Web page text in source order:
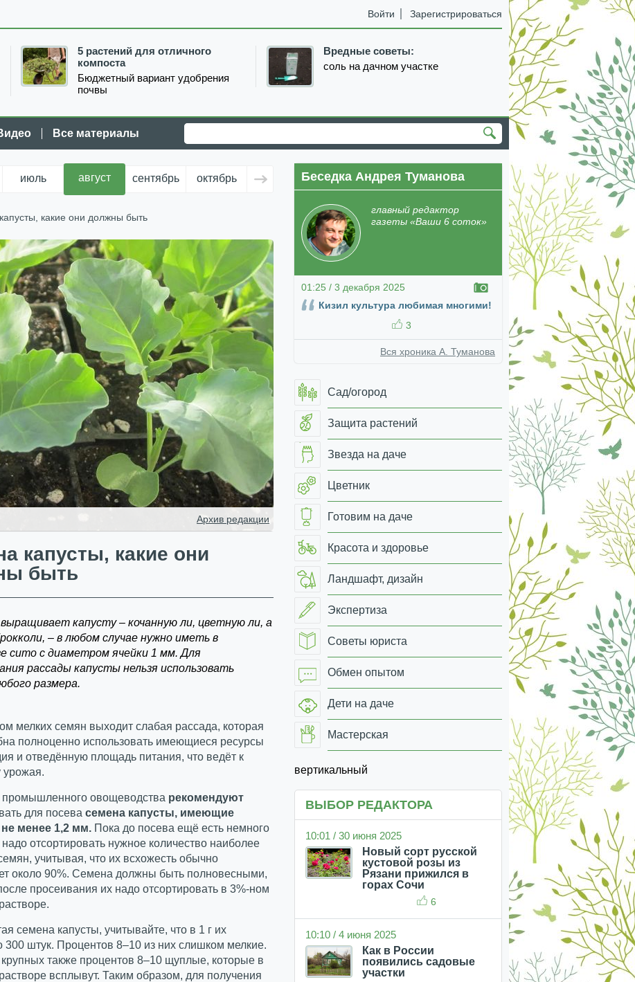
Войти Зарегистрироваться
5 растений для отличного
компоста
Бюджетный вариант удобрения
почвы
Вредные советы:
соль на дачном участке
Все материалы
июль август сентябрь октябрь ноябрь декабрь январь февраль март апрель
какие они должны быть
Архив редакции
капусты, какие они
быть
капусту – кочанную ли, цветную ли, а
– в любом случае нужно иметь в
сито с диаметром ячейки 1 мм. Для
рассады капусты нельзя использовать
размера.
мелких семян выходит слабая рассада, которая
полноценно использовать имеющиеся ресурсы
и отведённую площадь питания, что ведёт к
урожая.
промышленного овощеводства рекомендуют
для посева семена капусты, имеющие
менее 1,2 мм. Пока до посева ещё есть немного
отсортировать нужное количество наиболее
учитывая, что их всхожесть обычно
около 90%. Семена должны быть полновесными,
просеивания их надо отсортировать в 3%-ном
семена капусты, учитывайте, что в 1 г их
300 штук. Процентов 8–10 из них слишком мелкие.
также процентов 8–10 щуплые, которые в
всплывут. Таким образом, для получения
Беседка Андрея Туманова
главный редактор
газеты «Ваши 6 соток»
01:25 / 3 декабря 2025
Кизил культура любимая многими!
3
Вся хроника А. Туманова
Сад/огород
Защита растений
Звезда на даче
Цветник
Готовим на даче
Красота и здоровье
Ландшафт, дизайн
Экспертиза
Советы юриста
Обмен опытом
Дети на даче
Мастерская
вертикальный
ВЫБОР РЕДАКТОРА
10:01 / 30 июня 2025
Новый сорт русской
кустовой розы из
Рязани прижился в
горах Сочи
6
10:10 / 4 июня 2025
Как в России
появились садовые
участки